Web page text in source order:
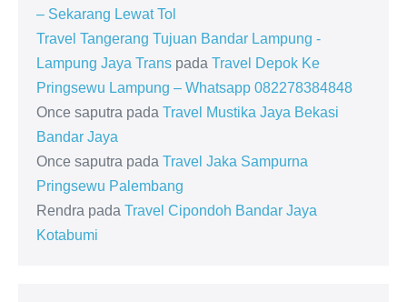
– Sekarang Lewat Tol
Travel Tangerang Tujuan Bandar Lampung -
Lampung Jaya Trans pada Travel Depok Ke
Pringsewu Lampung – Whatsapp 082278384848
Once saputra pada Travel Mustika Jaya Bekasi
Bandar Jaya
Once saputra pada Travel Jaka Sampurna
Pringsewu Palembang
Rendra pada Travel Cipondoh Bandar Jaya
Kotabumi